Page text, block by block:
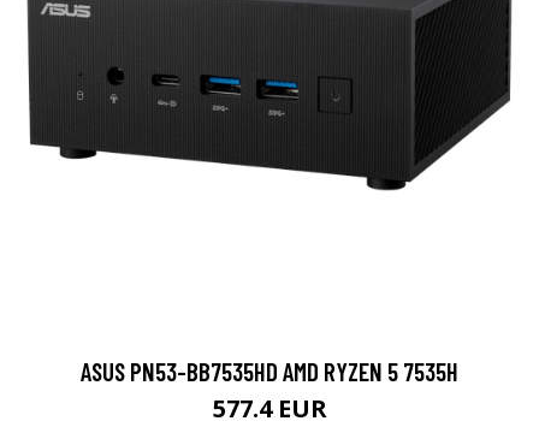
ASUS PN53-BB7535HD AMD RYZEN 5 7535H
577.4 EUR